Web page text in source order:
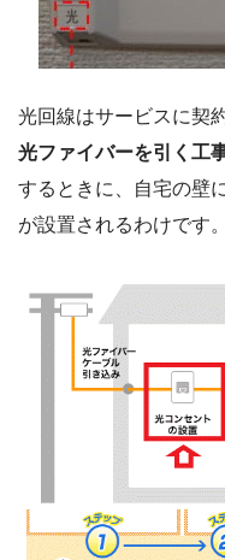
光回線はサービスに契
光ファイバーを引く工
するときに、自宅の壁
が設置されるわけです。